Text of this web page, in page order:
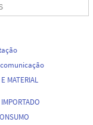
comunicação
MATERIAL